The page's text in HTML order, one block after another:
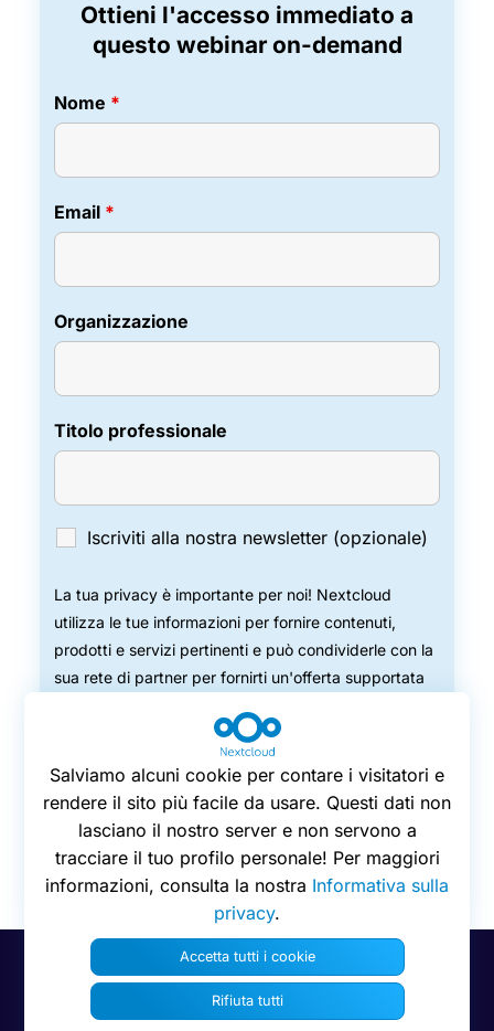
Ottieni l'accesso immediato a
questo webinar on-demand
Nome *
Email *
Organizzazione
Titolo professionale
Iscriviti alla nostra newsletter (opzionale)
La tua privacy è importante per noi! Nextcloud
utilizza le tue informazioni per fornire contenuti,
prodotti e servizi pertinenti e può condividerle con la
sua rete di partner per fornirti un'offerta supportata
aggiornamenti mensili in qualsiasi momento. Per
ulteriori dettagli, consulta la nostra
privacy.
Preferenze sui cookie Privacy
Salviamo alcuni cookie per contare i visitatori e
rendere il sito più facile da usare. Questi dati non
lasciano il nostro server e non servono a
tracciare il tuo profilo personale! Per maggiori
informazioni, consulta la nostra Informativa sulla
privacy.
Accetta tutti i cookie
Rifiuta tutti